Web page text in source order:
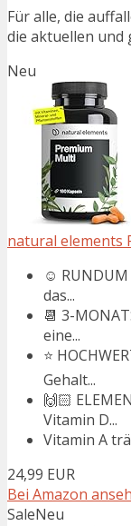
Für alle, die
die aktuellen und
Neu
natural elements
☺️
das...
📆 3-
eine...
⭐️
Gehalt...
🙌🏻
Vitamin D...
Vitamin A
24,99 EUR
Bei Amazon
SaleNeu